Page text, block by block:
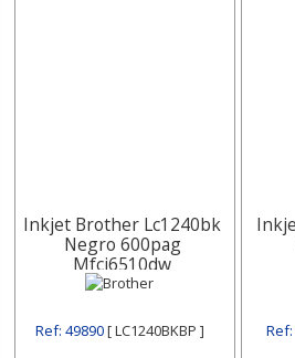
Inkjet Brother Lc1240bk
Negro 600pag
Mfcj6510dw
Mfcj6710dw
Lc1240bkbp
Ref: 49890[ LC1240BKBP ] Ref: